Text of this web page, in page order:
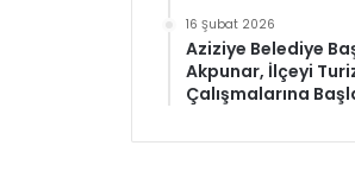
16 Şubat 2026
Aziziye Belediye
Akpunar, İlçeyi
Çalışmalarına